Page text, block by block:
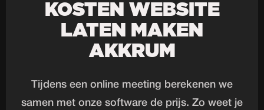
KOSTEN WEBSITE
LATEN MAKEN
AKKRUM
Tijdens een online meeting berekenen we
samen met onze software de prijs. Zo weet je